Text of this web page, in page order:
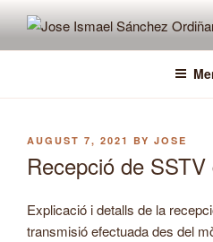
contentJOSE ISMAEL
Pàgina personal EA5IHD
POSTED
AUGUST 7, 2021 BY JOSE
Recepció de
Explicació i detalls de la
transmisió efectuada des del